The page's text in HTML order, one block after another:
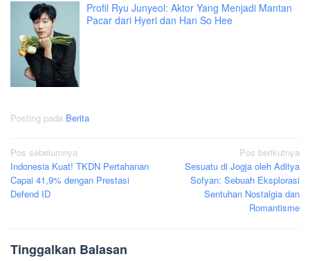
Profil Ryu Junyeol: Aktor Yang Menjadi Mantan
Pacar dari Hyeri dan Han So Hee
Posting pada Berita
Navigasi
pos
Pos sebelumnya
Indonesia Kuat! TKDN Pertahanan
Capai 41,9% dengan Prestasi
Defend ID
Pos berikutnya
Sesuatu di Jogja oleh Aditya
Sofyan: Sebuah Eksplorasi
Sentuhan Nostalgia dan
Romantisme
Tinggalkan Balasan